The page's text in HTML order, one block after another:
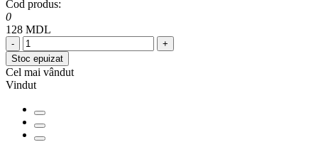
Cod produs:
0
128 MDL
-
+
Stoc epuizat
Cel mai vândut
Vindut